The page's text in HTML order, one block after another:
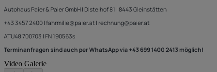
Autohaus Paier & Paier GmbH | Distelhof 81 | 8443 Gleinstätten
+43 3457 2400 | fahrmilie@paier.at | rechnung@paier.at
ATU48 700703 | FN 190563s
Terminanfragen sind auch per WhatsApp via +43 699 1400 2413 möglich!
Video Galerie